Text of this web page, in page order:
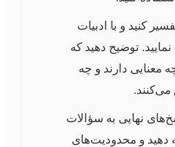
کنید و با ادبیات
توضیح دهید که
معنایی دارند و چه
نهایی به سؤالات
دهید و محدودیت‌های